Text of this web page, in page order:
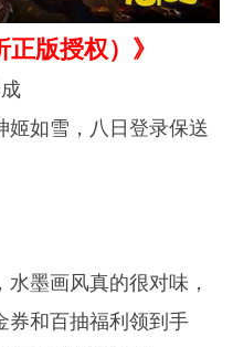
版授权）》
姬如雪，八日登录保送
水墨画风真的很对味，
券和百抽福利领到手